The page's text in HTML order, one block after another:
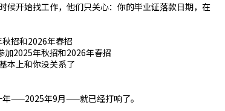
候开始找工作，他们只关心：你的毕业证落款日期，在
招和2026年春招
加2025年秋招和2026年春招
本上和你没关系了
——2025年9月——就已经打响了。